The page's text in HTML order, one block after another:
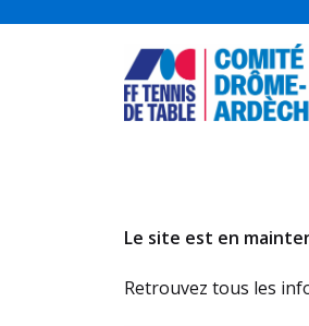
Le site est en
Retrouvez tous les